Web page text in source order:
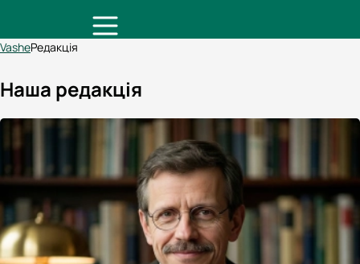
VasheРедакція
Наша редакція